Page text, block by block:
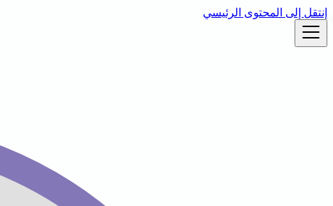
إنتقل إلى المحتوى الرئيسي